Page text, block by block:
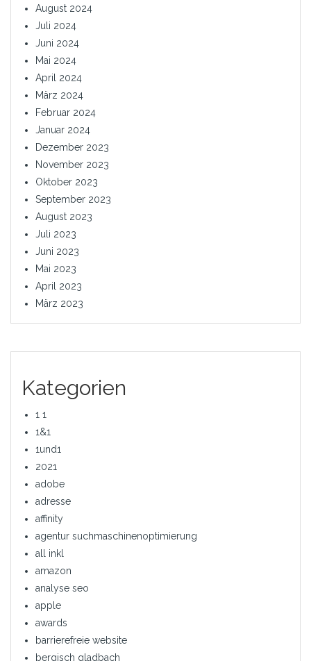
August 2024
Juli 2024
Juni 2024
Mai 2024
April 2024
März 2024
Februar 2024
Januar 2024
Dezember 2023
November 2023
Oktober 2023
September 2023
August 2023
Juli 2023
Juni 2023
Mai 2023
April 2023
März 2023
Kategorien
1 1
1&1
1und1
2021
adobe
adresse
affinity
agentur suchmaschinenoptimierung
all inkl
amazon
analyse seo
apple
awards
barrierefreie website
bergisch gladbach